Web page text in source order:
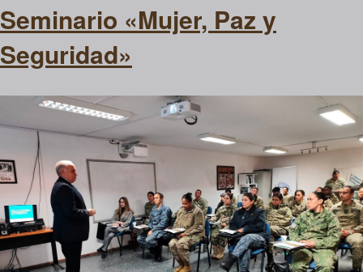
Seminario «Mujer, Paz y
Seguridad»